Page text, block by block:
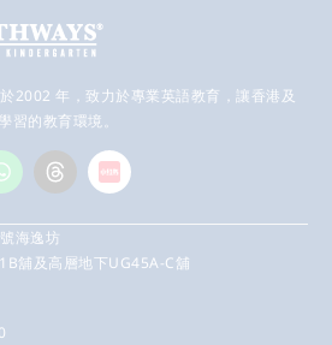
2002 年，致力於專業英語教育，讓香港及
習的教育環境。
海逸坊
舖及高層地下UG45A-C舖